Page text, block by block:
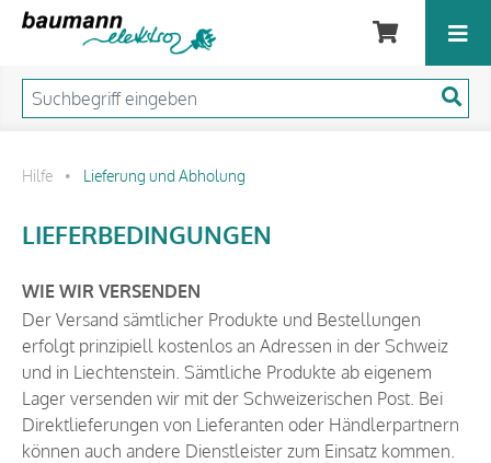
Hilfe • Lieferung und Abholung
LIEFERBEDINGUNGEN
WIE WIR VERSENDEN
Der Versand sämtlicher Produkte und Bestellungen
erfolgt prinzipiell kostenlos an Adressen in der Schweiz
und in Liechtenstein. Sämtliche Produkte ab eigenem
Lager versenden wir mit der Schweizerischen Post. Bei
Direktlieferungen von Lieferanten oder Händlerpartnern
können auch andere Dienstleister zum Einsatz kommen.